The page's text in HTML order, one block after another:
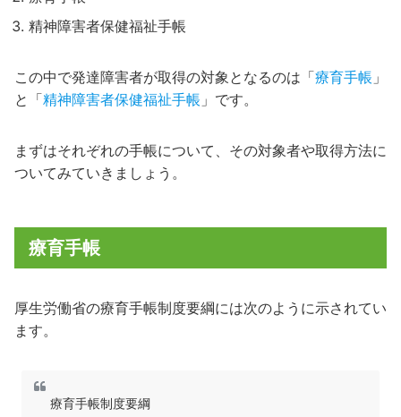
精神障害者保健福祉手帳
この中で発達障害者が取得の対象となるのは「療育手帳 」
と「精神障害者保健福祉手帳 」です。
まずはそれぞれの手帳について、その対象者や取得方法に
ついてみていきましょう。
療育手帳
厚生労働省の療育手帳制度要綱には次のように示されてい
ます。
療育手帳制度要綱